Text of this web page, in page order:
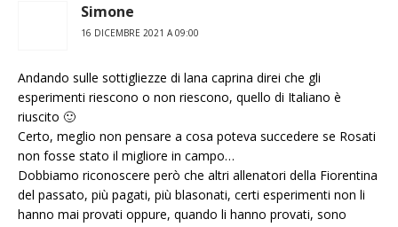
Simone
16 DICEMBRE 2021 A 09:00
Andando sulle sottigliezze di lana caprina direi che gli
esperimenti riescono o non riescono, quello di Italiano è
riuscito 🙂
Certo, meglio non pensare a cosa poteva succedere se Rosati
non fosse stato il migliore in campo…
Dobbiamo riconoscere però che altri allenatori della Fiorentina
del passato, più pagati, più blasonati, certi esperimenti non li
hanno mai provati oppure, quando li hanno provati, sono